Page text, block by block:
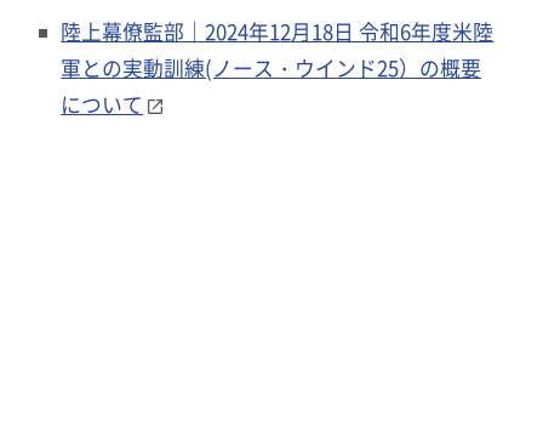
陸上幕僚監部｜2024年12月18日 令和6年度米陸
軍との実動訓練(ノース・ウインド25）の概要
について